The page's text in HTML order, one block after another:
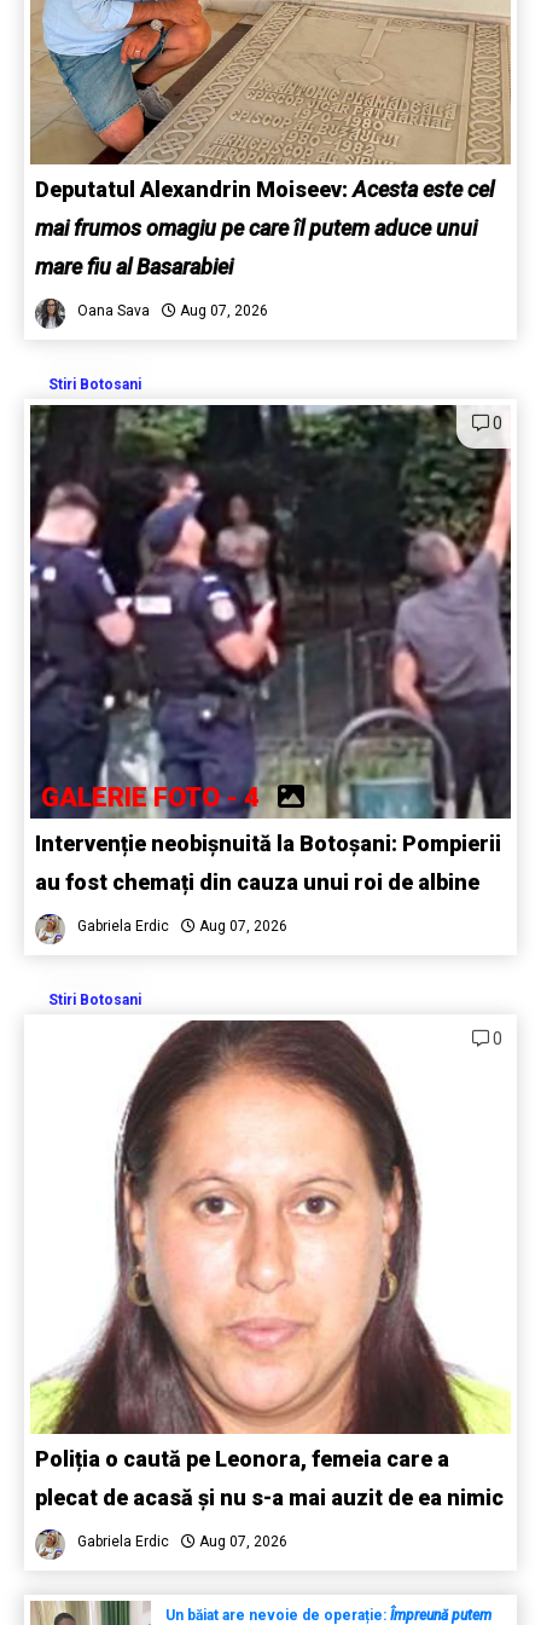
Deputatul Alexandrin Moiseev:Acesta este cel
mai frumos omagiu pe care îl putem aduce unui
mare fiu al Basarabiei
Oana Sava Aug 07, 2026
Stiri Botosani
0
GALERIE FOTO - 4
Intervenție neobișnuită la Botoșani: Pompierii
au fost chemați din cauza unui roi de albine
Gabriela Erdic Aug 07, 2026
Stiri Botosani
0
Poliția o caută pe Leonora, femeia care a
plecat de acasă și nu s-a mai auzit de ea nimic
Gabriela Erdic Aug 07, 2026
Un băiat are nevoie de operație: Împreună putem